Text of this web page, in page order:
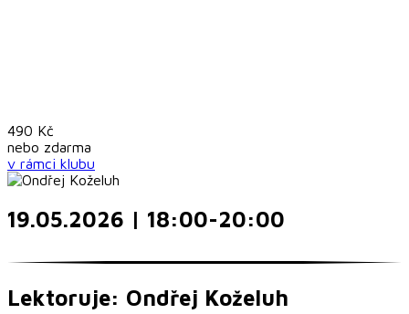
490 Kč
nebo zdarma
v rámci klubu
19.05.2026 | 18:00-20:00
Lektoruje: Ondřej Koželuh